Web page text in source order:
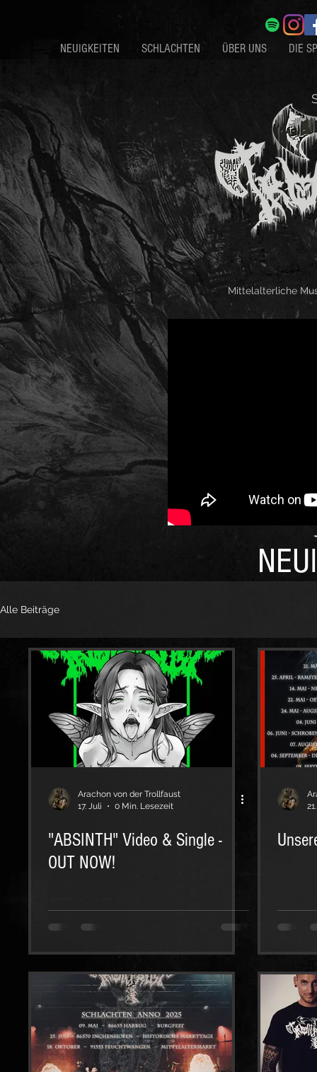
NEUIGKEITEN SCHLACHTEN ÜBER UNS DIE
Mittelalterliche
Alle Beiträge
Arachon von der Trollfaust
17. Juli
0 Min. Lesezeit
"ABSINTH" Video & Single -
OUT NOW!